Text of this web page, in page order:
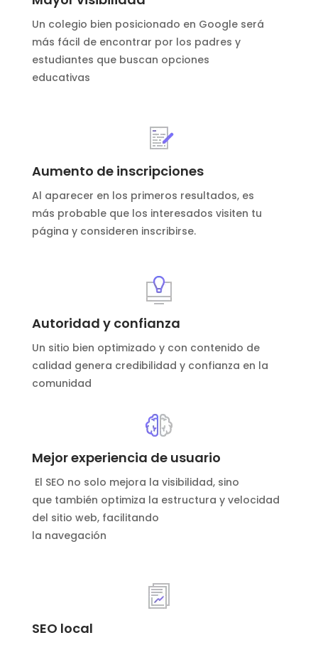
Un colegio bien posicionado en Google será
más fácil de encontrar por los padres y
estudiantes que buscan opciones
educativas
Aumento de inscripciones
Al aparecer en los primeros resultados, es
más probable que los interesados visiten tu
página y consideren inscribirse.
Autoridad y confianza
Un sitio bien optimizado y con contenido de
calidad genera credibilidad y confianza en la
comunidad
Mejor experiencia de usuario
El SEO no solo mejora la visibilidad, sino
que también optimiza la estructura y velocidad
del sitio web, facilitando
la navegación
SEO local